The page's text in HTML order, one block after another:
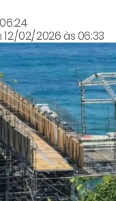
12/02/2026 às 06:33